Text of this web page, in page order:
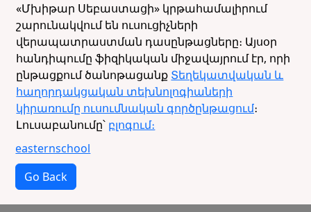
«Մխիթար Սեբաստացի» կրթահամալիրում
շարունակվում են ուսուցիչների
վերապատրաստման դասընթացները։ Այսօր
հանդիպումը ֆիզիկական միջավայրում էր, որի
ընթացքում ծանոթացանք Տեղեկատվական և
հաղորդակցական տեխնոլոգիաների
կիրառումը ուսումնական գործընթացում։
Լուսաբանումը՝ բլոգում։
easternschool
Go Back